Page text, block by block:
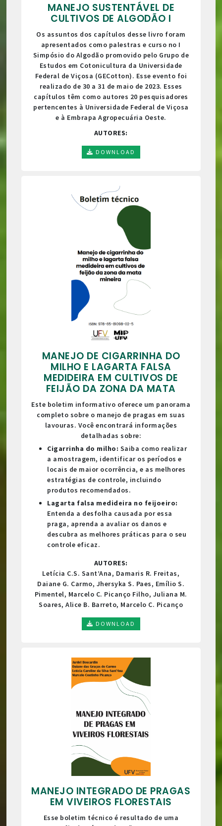
MANEJO SUSTENTÁVEL DE
CULTIVOS DE ALGODÃO I
Os assuntos dos capítulos desse livro foram
apresentados como palestras e curso no I
Simpósio do Algodão promovido pelo Grupo de
Estudos em Cotonicultura da Universidade
Federal de Viçosa (GECotton). Esse evento foi
realizado de 30 a 31 de maio de 2023. Esses
capítulos têm como autores 20 pesquisadores
pertencentes à Universidade Federal de Viçosa
e à Embrapa Agropecuária Oeste.
AUTORES:
DOWNLOAD
MANEJO DE CIGARRINHA DO
MILHO E LAGARTA FALSA
MEDIDEIRA EM CULTIVOS DE
FEIJÃO DA ZONA DA MATA
Este boletim informativo oferece um panorama
completo sobre o manejo de pragas em suas
lavouras. Você encontrará informações
detalhadas sobre:
Cigarrinha do milho: Saiba como realizar
a amostragem, identificar os períodos e
locais de maior ocorrência, e as melhores
estratégias de controle, incluindo
produtos recomendados.
Lagarta falsa medideira no feijoeiro:
Entenda a desfolha causada por essa
praga, aprenda a avaliar os danos e
descubra as melhores práticas para o seu
controle eficaz.
AUTORES:
Letícia C.S. Sant’Ana, Damaris R. Freitas,
Daiane G. Carmo, Jhersyka S. Paes, Emílio S.
Pimentel, Marcelo C. Picanço Filho, Juliana M.
Soares, Alice B. Barreto, Marcelo C. Picanço
DOWNLOAD
MANEJO INTEGRADO DE PRAGAS
EM VIVEIROS FLORESTAIS
Esse boletim técnico é resultado de uma